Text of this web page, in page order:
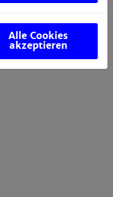
Alle Cookies
akzeptieren